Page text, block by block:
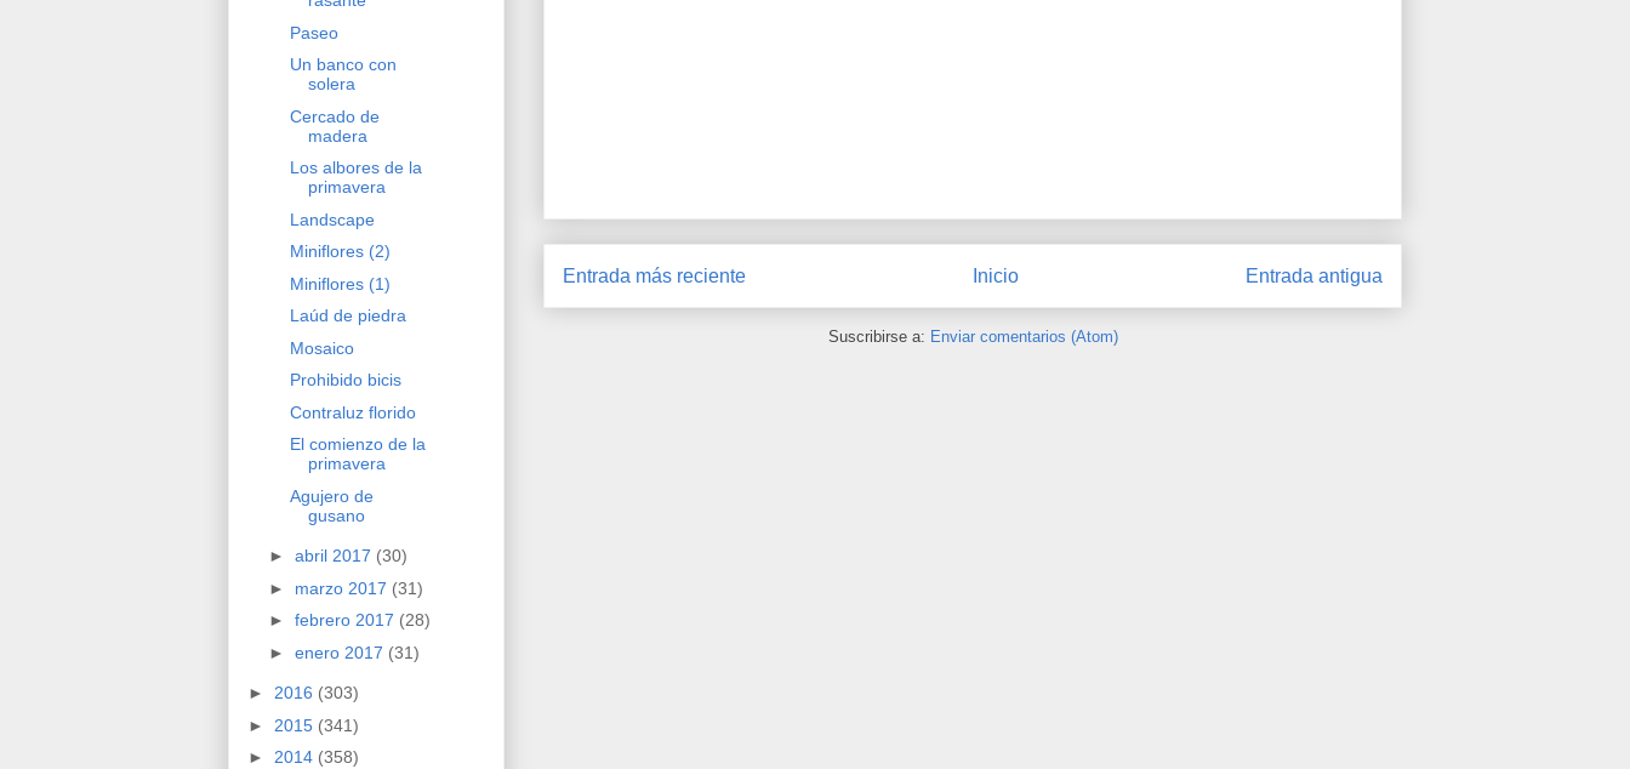
Entrada más reciente Entrada antigua
Inicio
Suscribirse a: Enviar comentarios (Atom)
Paseo
Un banco con
solera
Cercado de
madera
Los albores de la
primavera
Landscape
Miniflores (2)
Miniflores (1)
Laúd de piedra
Mosaico
Prohibido bicis
Contraluz florido
El comienzo de la
primavera
Agujero de
gusano
► abril 2017 (30)
► marzo 2017 (31)
► febrero 2017 (28)
► enero 2017 (31)
► 2016 (303)
► 2015 (341)
► 2014 (358)